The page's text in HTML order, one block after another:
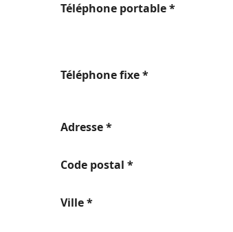
Téléphone portable *
Téléphone fixe *
Adresse *
Code postal *
Ville *